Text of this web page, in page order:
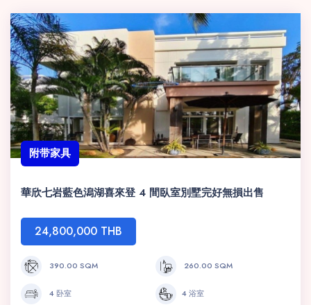
附带家具
華欣七岩藍色潟湖喜來登 4 間臥室別墅完好無損出售
24,800,000 THB
390.00 SQM 260.00 SQM
4 卧室 4 浴室